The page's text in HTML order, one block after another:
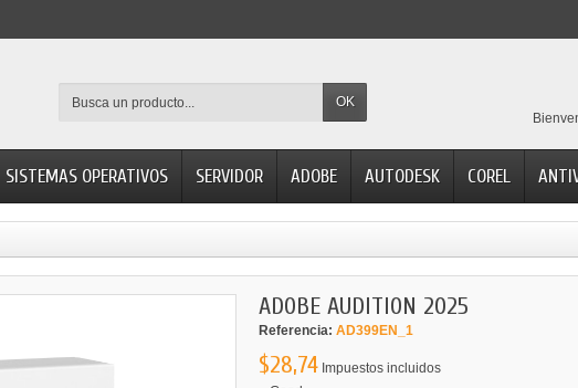
OK
SISTEMAS OPERATIVOS SERVIDOR ADOBE AUTODESK COREL
ADOBE AUDITION 2025
Referencia: AD399EN_1
$28,74 Impuestos incluidos